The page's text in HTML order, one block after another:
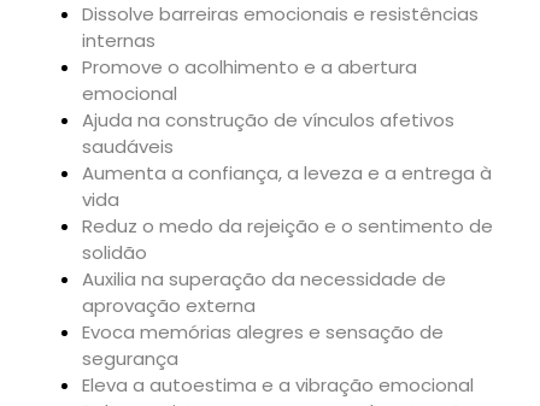
Dissolve barreiras emocionais e resistências
internas
Promove o acolhimento e a abertura
emocional
Ajuda na construção de vínculos afetivos
saudáveis
Aumenta a confiança, a leveza e a entrega à
vida
Reduz o medo da rejeição e o sentimento de
solidão
Auxilia na superação da necessidade de
aprovação externa
Evoca memórias alegres e sensação de
segurança
Eleva a autoestima e a vibração emocional